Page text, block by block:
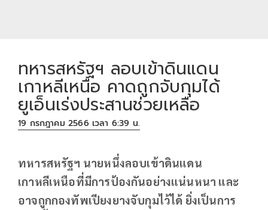
ทหารสหรัฐฯ ลอบเข้าดินแดน
เกาหลีเหนือ คาดถูกจับกุมได้
ยูเอ็นเร่งประสานช่วยเหลือ
19 กรกฎาคม 2566 เวลา 6:39 น.
ทหารสหรัฐฯ นายหนึ่งลอบเข้าดินแดน
เกาหลีเหนือที่มีการป้องกันอย่างแน่นหนา และ
อาจถูกกองทัพเปียงยางจับกุมไว้ได้ ยิ่งเป็นการ